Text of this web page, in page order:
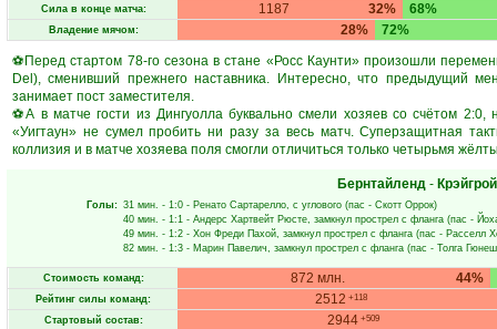
Сила в конце матча: 32%
1187 68%
Владение мячом: 28%
72%
⚽Перед стартом 78-го сезона в стане «Росс Каунти» произошли
Del), сменивший прежнего наставника. Интересно, что предыдущий
занимает пост заместителя.
⚽А в матче гости из Дингуолла буквально смели хозяев со счётом
«Уигтаун» не сумел пробить ни разу за весь матч. Суперзащитная
коллизия и в матче хозяева поля смогли отличиться только четырьмя
Бернтайленд -
Голы: 31 мин. - 1:0 - Ренато Сартарелло, с углового (пас - Скотт Оррок)
40 мин. - 1:1 - Андерс Хартвейт Рюсте, замкнул прострел с фланга (пас -
49 мин. - 1:2 - Хон Фреди Пахой, замкнул прострел с фланга (пас - Расселл
82 мин. - 1:3 - Марин Павелич, замкнул прострел с фланга (пас - Толга Гюнеш
Стоимость команд: 44%
872 млн.
Рейтинг силы команд: 2512 +118
Стартовый состав: 2944 +509